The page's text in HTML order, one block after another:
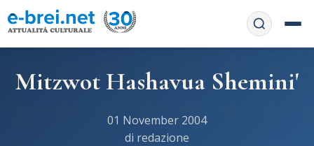
APP web
Mitzwot Hashavua Shemini'
01 November 2004
di redazione